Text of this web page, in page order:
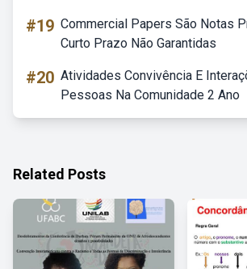
#19 Commercial Papers São Notas
Curto Prazo Não Garantidas
#20 Atividades Convivência E
Pessoas Na Comunidade 2 Ano
Related Posts